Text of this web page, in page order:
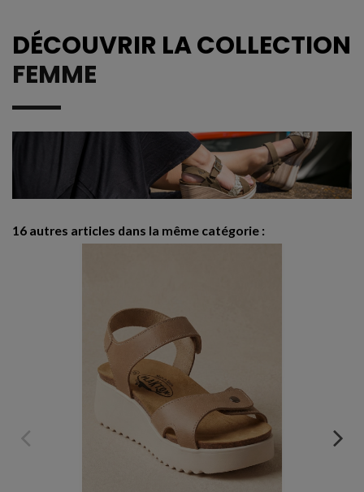
DÉCOUVRIR LA COLLECTION
FEMME
16 autres articles dans la même catégorie :